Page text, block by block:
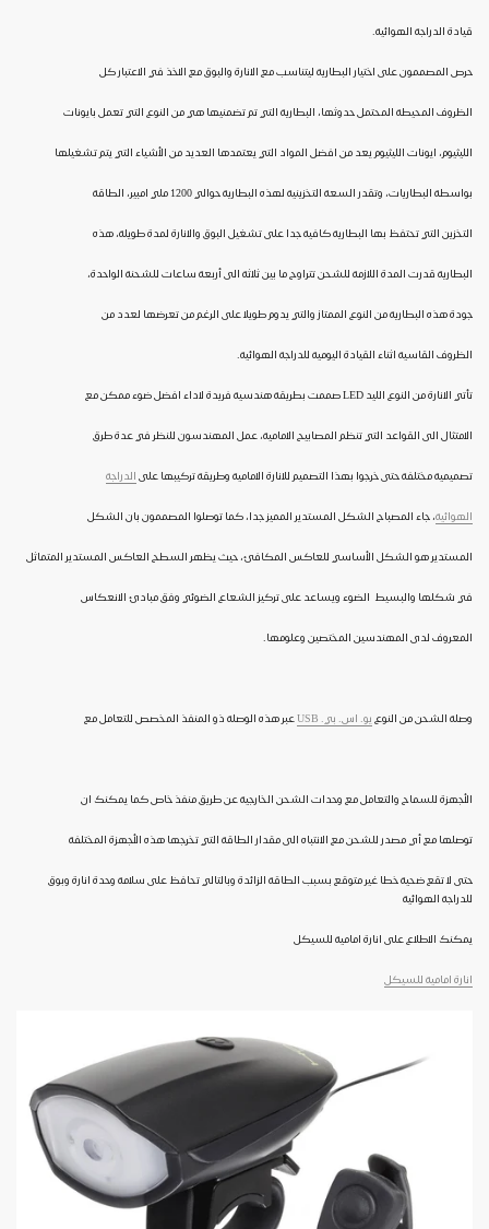
قيادة الدراجة الهوائية.
حرص المصممون على اختيار البطارية ليتناسب مع الانارة والبوق مع الاخذ في الاعتبار كل
الظروف المحيطة المحتمل حدوثها، البطارية التي تم تضمنيها هي من النوع التي تعمل بايونات
الليثيوم، ايونات الليثيوم يعد من افضل المواد التي يعتمدها العديد من الأشياء التي يتم تشغيلها
بواسطة البطاريات، وتقدر السعة التخزينية لهذه البطارية حوالي 1200 ملي امبير، الطاقة
التخزين التي تحتفظ بها البطارية كافية جدا على تشغيل البوق والانارة لمدة طويلة، هذه
البطارية قدرت المدة اللازمة للشحن تتراوح ما بين ثلاثة الى أربعة ساعات للشحنة الواحدة،
جودة هذه البطارية من النوع الممتاز والتي يدوم طويلا على الرغم من تعرضها لعدد من
الظروف القاسية اثناء القيادة اليومية للدراجة الهوائية.
تأتي الانارة من النوع الليد LEDصممت بطريقة هندسية فريدة لاداء افضل ضوء ممكن مع
الامتثال الى القواعد التي تنظم المصابيح الامامية، عمل المهندسون للنظر في عدة طرق
تصميمية مختلفة حتى خرجوا بهذا التصميم للانارة الامامية وطريقة تركيبها على الدراجة
الهوائية، جاء المصباح الشكل المستدير المميز جدا، كما توصلوا المصممون بان الشكل
المستدير هو الشكل الأساسي للعاكس المكافئ، حيث يظهر السطح العاكس المستدير المتماثل
في شكلها والبسيط الضوء ويساعد على تركيز الشعاع الضوئي وفق مبادئ الانعكاس
المعروف لدى المهندسين المختصين وعلومها.
وصلة الشحن من النوع يو. اس. بي. USB عبر هذه الوصلة ذو المنفذ المخصص للتعامل مع
الأجهزة للسماح والتعامل مع وحدات الشحن الخارجية عن طريق منفذ خاص كما يمكنك ان
توصلها مع أي مصدر للشحن مع الانتباه الى مقدار الطاقة التي تخرجها هذه الأجهزة المختلفة
حتى لا تقع ضحية خطا غير متوقع بسبب الطاقة الزائدة وبالتالي تحافظ على سلامة وحدة انارة وبوق
للدراجة الهوائية
يمكنك الاطلاع على انارة امامية للسيكل
انارة امامية للسيكل